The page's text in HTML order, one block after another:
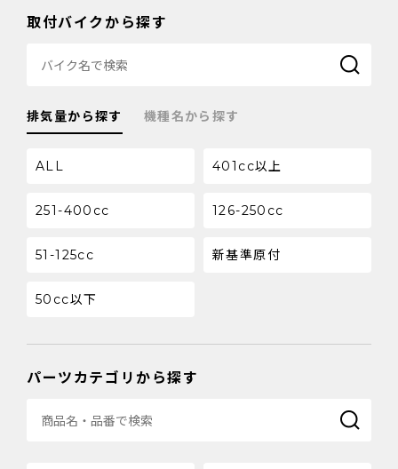
取付バイクから探す
排気量から探す 機種名から探す
ALL 401cc以上
251-400cc 126-250cc
51-125cc 新基準原付
50cc以下
パーツカテゴリから探す